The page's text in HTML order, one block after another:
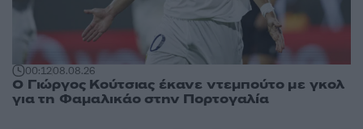
00:1208.08.26
Ο Γιώργος Κούτσιας έκανε ντεμπούτο με γκολ
για τη Φαμαλικάο στην Πορτογαλία